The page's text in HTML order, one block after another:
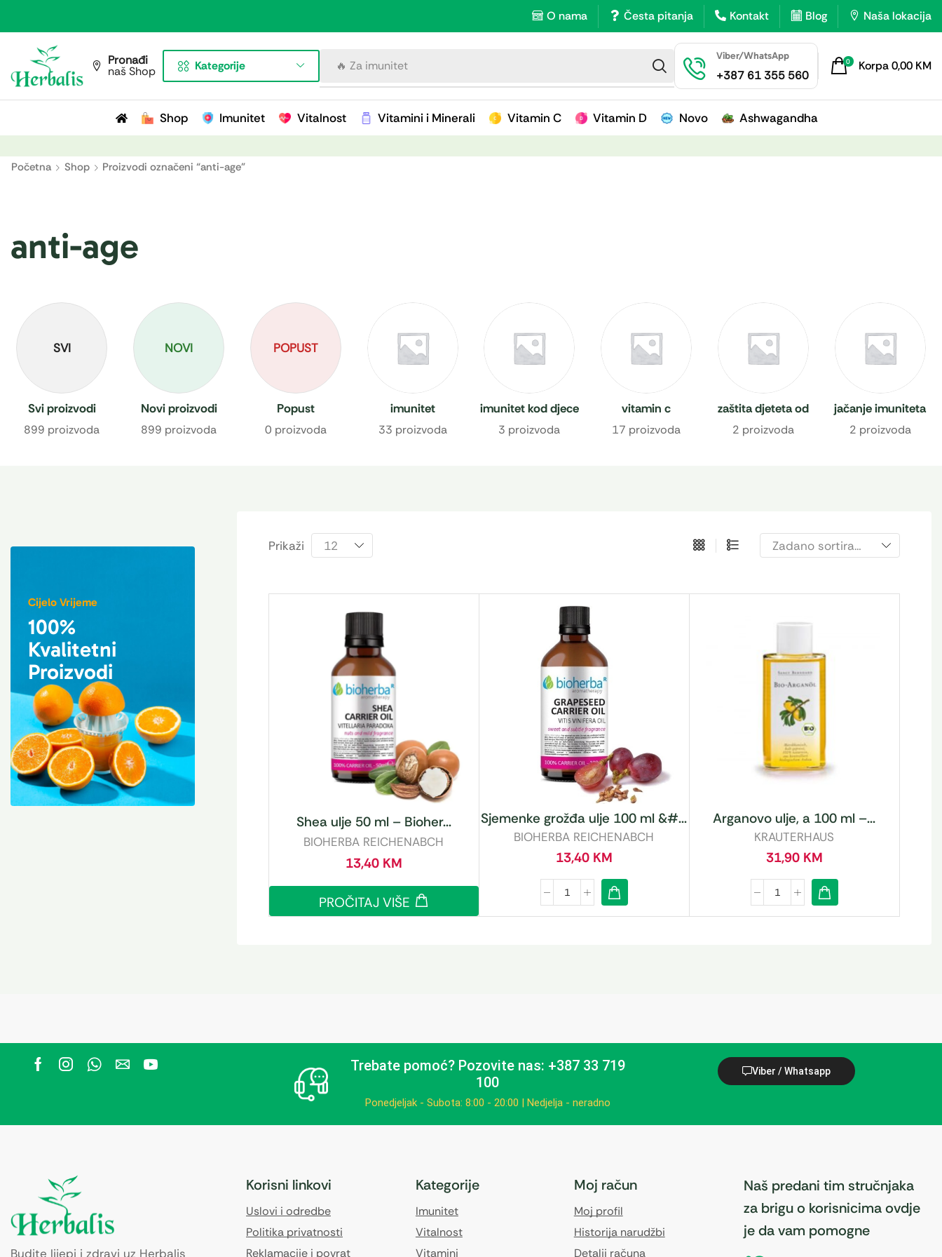
O nama Česta pitanja Kontakt Blog Naša lokacija
Pronađi
naš Shop Kategorije 🔥 Za imunitet
Viber/WhatsApp
+387 61 355 560
0 Korpa0,00 KM
Shop Imunitet Vitalnost Vitamini i Minerali Vitamin C Vitamin D Novo Ashwagandha
Početna Shop Proizvodi označeni “anti-age”
anti-age
SVI
Svi proizvodi
899 proizvoda
NOVI
Novi proizvodi
899 proizvoda
POPUST
Popust
0 proizvoda
imunitet
33 proizvoda
imunitet kod djece
3 proizvoda
vitamin c
17 proizvoda
zaštita djeteta od
prehlade
2 proizvoda
jačanje imuniteta
2 proizvoda
Cijelo Vrijeme
100%
Kvalitetni
Proizvodi
Prikaži
Shea ulje 50 ml – Bioher...
BIOHERBA REICHENABCH
13,40 KM
PROČITAJ VIŠE
Sjemenke grožđa ulje 100 ml &#...
BIOHERBA REICHENABCH
13,40 KM
Arganovo ulje, a 100 ml –...
KRAUTERHAUS
31,90 KM
Trebate pomoć?Pozovite nas: +387 33 719
100
Ponedjeljak - Subota: 8:00 - 20:00 | Nedjelja - neradno
Viber / Whatsapp
Budite lijepi i zdravi uz Herbalis
Korisni linkovi
Uslovi i odredbe
Politika privatnosti
Reklamacije i povrat
Kategorije
Imunitet
Vitalnost
Vitamini
Moj račun
Moj profil
Historija narudžbi
Detalji računa
Naš predani tim stručnjaka
za brigu o korisnicima ovdje
je da vam pomogne